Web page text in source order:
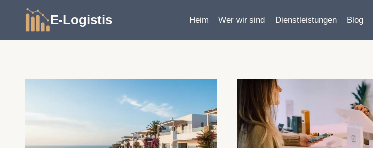
springen
E-Logistis Heim Wer wir sind Dienstleistungen Blog